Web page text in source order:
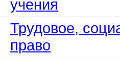
учения
Трудовое,
право